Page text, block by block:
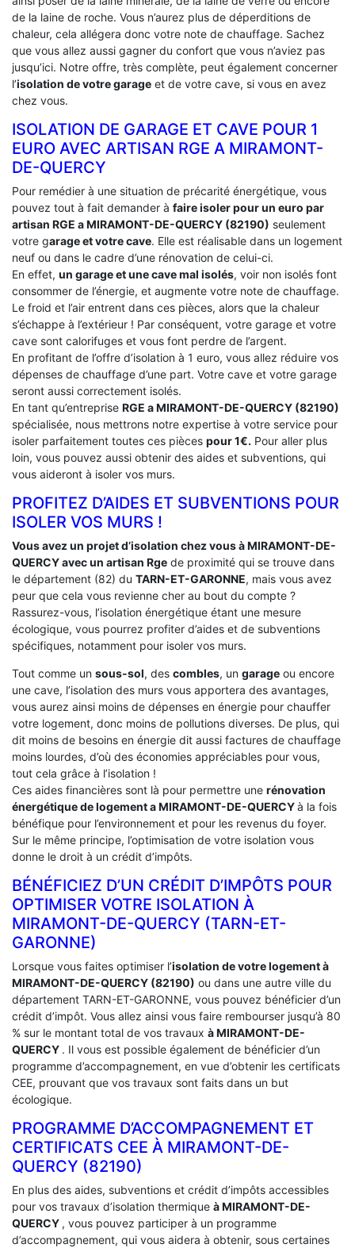
de la laine de roche. Vous n’aurez plus de déperditions de
chaleur, cela allégera donc votre note de chauffage. Sachez
que vous allez aussi gagner du confort que vous n’aviez pas
jusqu’ici. Notre offre, très complète, peut également concerner
l’isolation de votre garage et de votre cave, si vous en avez
chez vous.
ISOLATION DE GARAGE ET CAVE POUR 1
EURO AVEC ARTISAN RGE A MIRAMONT-
DE-QUERCY
Pour remédier à une situation de précarité énergétique, vous
pouvez tout à fait demander à faire isoler pour un euro par
artisan RGE a MIRAMONT-DE-QUERCY (82190) seulement
votre garage et votre cave. Elle est réalisable dans un logement
neuf ou dans le cadre d’une rénovation de celui-ci.
En effet, un garage et une cave mal isolés, voir non isolés font
consommer de l’énergie, et augmente votre note de chauffage.
Le froid et l’air entrent dans ces pièces, alors que la chaleur
s’échappe à l’extérieur ! Par conséquent, votre garage et votre
cave sont calorifuges et vous font perdre de l’argent.
En profitant de l’offre d’isolation à 1 euro, vous allez réduire vos
dépenses de chauffage d’une part. Votre cave et votre garage
seront aussi correctement isolés.
En tant qu’entreprise RGE a MIRAMONT-DE-QUERCY (82190)
spécialisée, nous mettrons notre expertise à votre service pour
isoler parfaitement toutes ces pièces pour 1€. Pour aller plus
loin, vous pouvez aussi obtenir des aides et subventions, qui
vous aideront à isoler vos murs.
PROFITEZ D’AIDES ET SUBVENTIONS POUR
ISOLER VOS MURS !
Vous avez un projet d’isolation chez vous à MIRAMONT-DE-
QUERCY avec un artisan Rge de proximité qui se trouve dans
le département (82) du TARN-ET-GARONNE, mais vous avez
peur que cela vous revienne cher au bout du compte ?
Rassurez-vous, l’isolation énergétique étant une mesure
écologique, vous pourrez profiter d’aides et de subventions
spécifiques, notamment pour isoler vos murs.
Tout comme un sous-sol, des combles, un garage ou encore
une cave, l’isolation des murs vous apportera des avantages,
vous aurez ainsi moins de dépenses en énergie pour chauffer
votre logement, donc moins de pollutions diverses. De plus, qui
dit moins de besoins en énergie dit aussi factures de chauffage
moins lourdes, d’où des économies appréciables pour vous,
tout cela grâce à l’isolation !
Ces aides financières sont là pour permettre une rénovation
énergétique de logement aMIRAMONT-DE-QUERCYà la fois
bénéfique pour l’environnement et pour les revenus du foyer.
Sur le même principe, l’optimisation de votre isolation vous
donne le droit à un crédit d’impôts.
BÉNÉFICIEZ D’UN CRÉDIT D’IMPÔTS POUR
OPTIMISER VOTRE ISOLATION À
‎MIRAMONT-DE-QUERCY (TARN-ET-
GARONNE)
Lorsque vous faites optimiser l’isolation de votre logement à
MIRAMONT-DE-QUERCY (82190) ou dans une autre ville du
département TARN-ET-GARONNE, vous pouvez bénéficier d’un
crédit d’impôt. Vous allez ainsi vous faire rembourser jusqu’à 80
% sur le montant total de vos travaux à MIRAMONT-DE-
QUERCY . Il vous est possible également de bénéficier d’un
programme d’accompagnement, en vue d’obtenir les certificats
CEE, prouvant que vos travaux sont faits dans un but
écologique.
PROGRAMME D’ACCOMPAGNEMENT ET
CERTIFICATS CEE À ‎MIRAMONT-DE-
QUERCY (82190)
En plus des aides, subventions et crédit d’impôts accessibles
pour vos travaux d’isolation thermique à MIRAMONT-DE-
QUERCY , vous pouvez participer à un programme
d’accompagnement, qui vous aidera à obtenir, sous certaines